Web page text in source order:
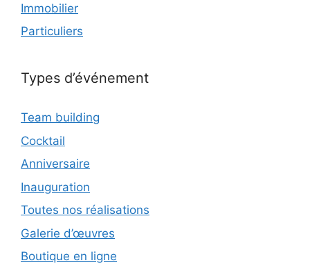
Immobilier
Particuliers
Types d’événement
Team building
Cocktail
Anniversaire
Inauguration
Toutes nos réalisations
Galerie d’œuvres
Boutique en ligne